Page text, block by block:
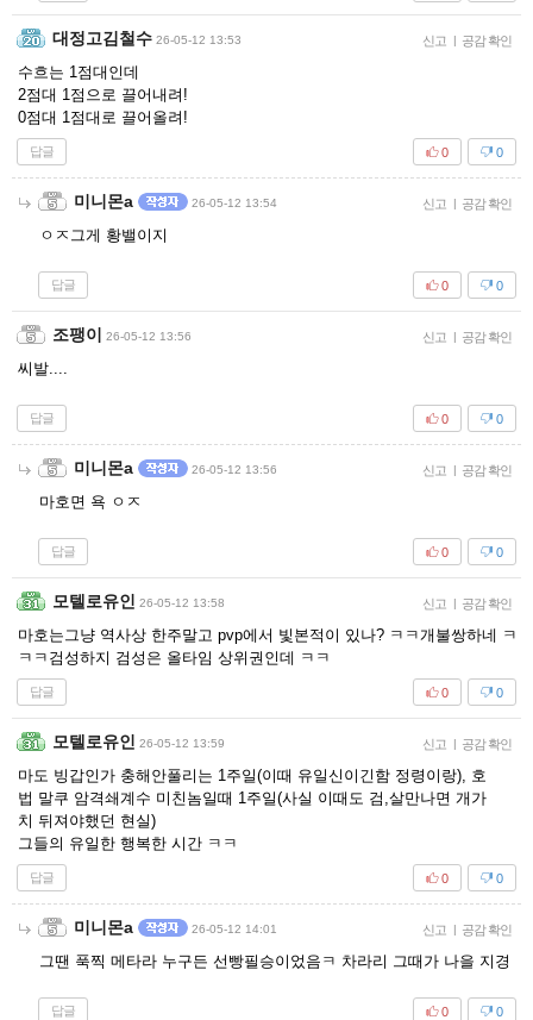
대정고김철수 26-05-12 13:53 신고 | 공감 확인
수흐는 1점대인데
2점대 1점으로 끌어내려!
0점대 1점대로 끌어올려!
답글 0
0
미니몬a 26-05-12 13:54 신고 | 공감 확인
ㅇㅈ그게 황밸이지
답글 0
0
조팽이 26-05-12 13:56 신고 | 공감 확인
씨발....
답글 0
0
미니몬a 26-05-12 13:56 신고 | 공감 확인
마호면 욕 ㅇㅈ
답글 0
0
모텔로유인 26-05-12 13:58 신고 | 공감 확인
마호는그냥 역사상 한주말고 pvp에서 빛본적이 있나? ㅋㅋ개불쌍하네 ㅋ
ㅋㅋ검성하지 검성은 올타임 상위권인데 ㅋㅋ
답글 0
0
모텔로유인 26-05-12 13:59 신고 | 공감 확인
마도 빙갑인가 충해안풀리는 1주일(이때 유일신이긴함 정령이랑), 호
법 말쿠 암격쇄계수 미친놈일때 1주일(사실 이때도 검,살만나면 개가
치 뒤져야했던 현실)
그들의 유일한 행복한 시간 ㅋㅋ
답글 0
0
미니몬a 26-05-12 14:01 신고 | 공감 확인
그땐 푹찍 메타라 누구든 선빵필승이었음ㅋ 차라리 그때가 나을 지경
답글 0
0